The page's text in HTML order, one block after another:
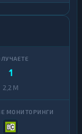
1
2,2 M